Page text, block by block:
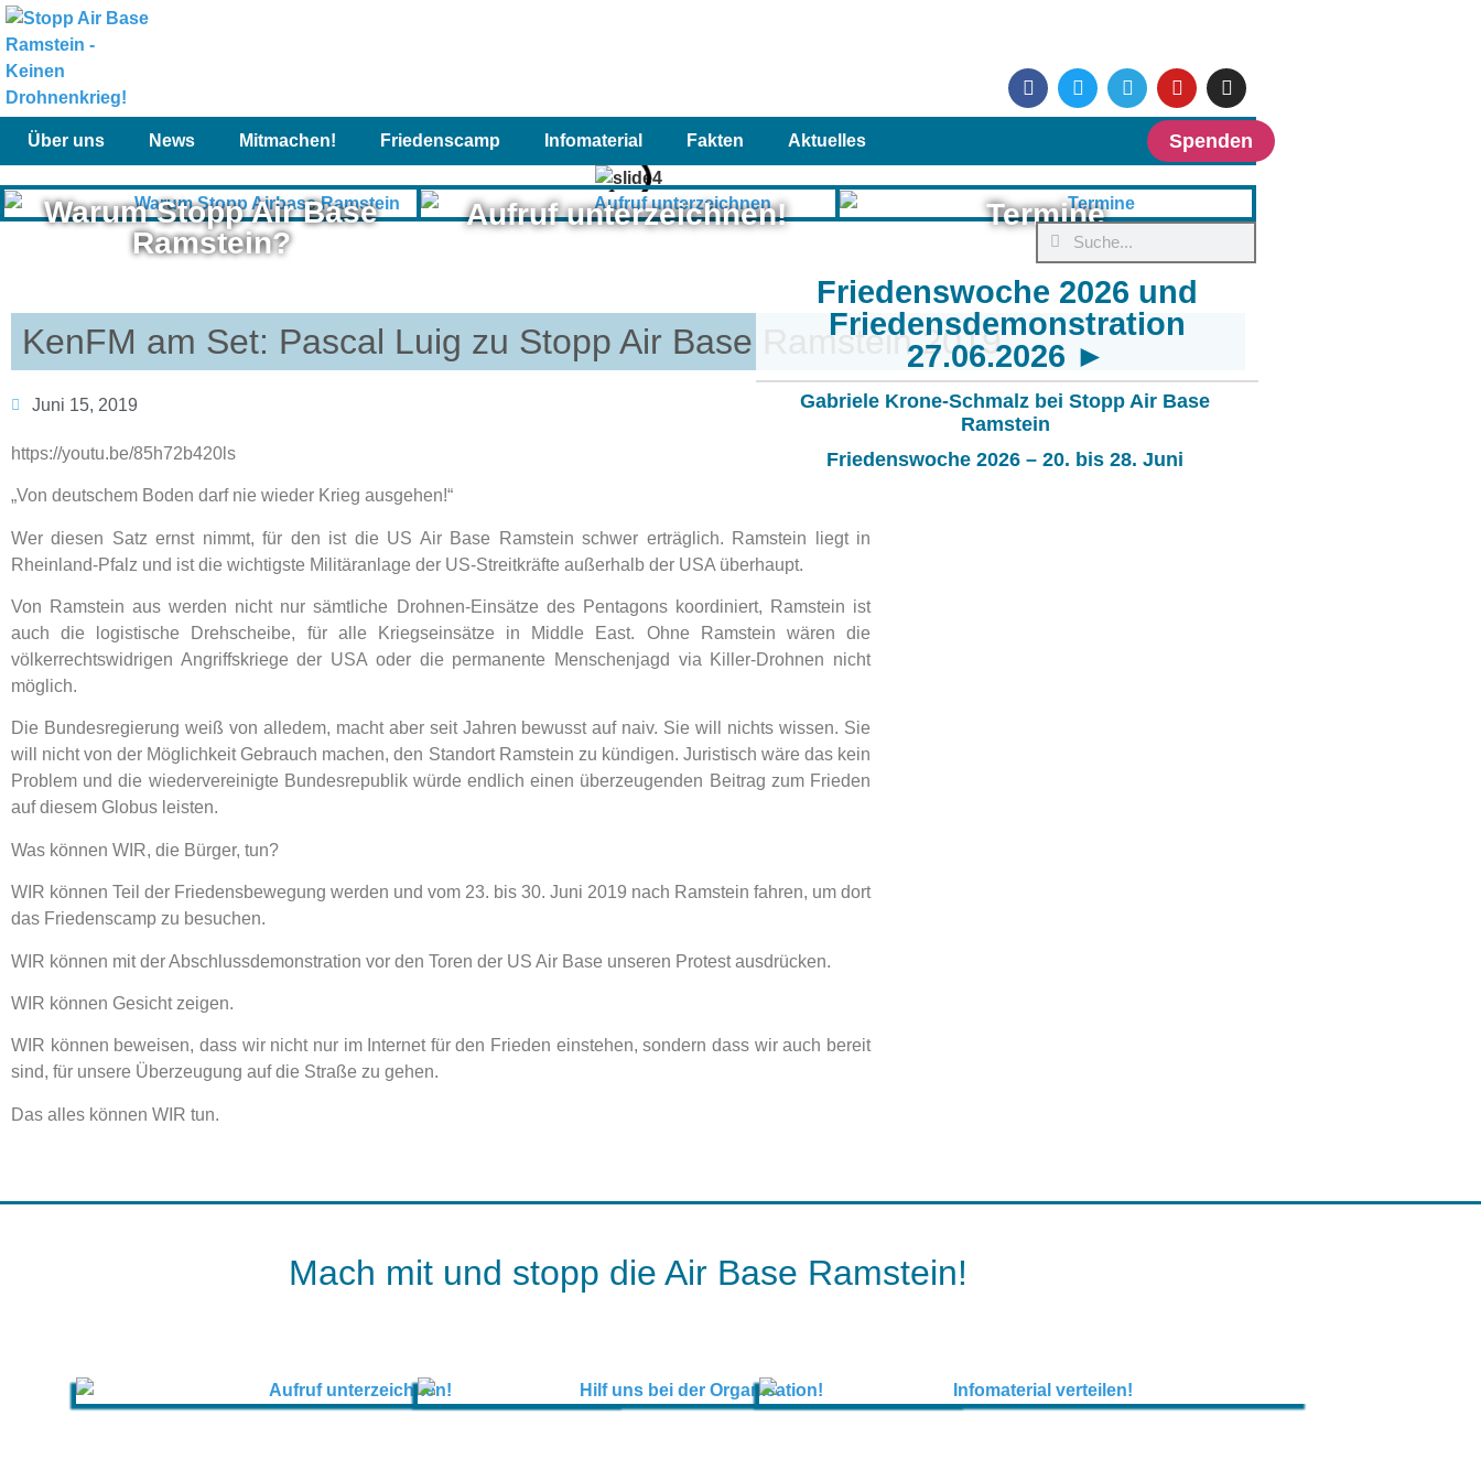
Spenden
Über uns News Mitmachen! Friedenscamp Infomaterial Fakten Aktuelles
Friedenswoche 2026 und
Friedensdemonstration
27.06.2026 ►
Gabriele Krone-Schmalz bei Stopp Air Base
Ramstein
Friedenswoche 2026 – 20. bis 28. Juni
Warum Stopp Air Base
Ramstein?
Aufruf unterzeichnen! Termine
KenFM am Set: Pascal Luig zu Stopp Air Base Ramstein 2019
Juni 15, 2019
https://youtu.be/85h72b420ls
„Von deutschem Boden darf nie wieder Krieg ausgehen!“
Wer diesen Satz ernst nimmt, für den ist die US Air Base Ramstein schwer erträglich. Ramstein liegt in
Rheinland-Pfalz und ist die wichtigste Militäranlage der US-Streitkräfte außerhalb der USA überhaupt.
Von Ramstein aus werden nicht nur sämtliche Drohnen-Einsätze des Pentagons koordiniert, Ramstein ist
auch die logistische Drehscheibe, für alle Kriegseinsätze in Middle East. Ohne Ramstein wären die
völkerrechtswidrigen Angriffskriege der USA oder die permanente Menschenjagd via Killer-Drohnen nicht
möglich.
Die Bundesregierung weiß von alledem, macht aber seit Jahren bewusst auf naiv. Sie will nichts wissen. Sie
will nicht von der Möglichkeit Gebrauch machen, den Standort Ramstein zu kündigen. Juristisch wäre das kein
Problem und die wiedervereinigte Bundesrepublik würde endlich einen überzeugenden Beitrag zum Frieden
auf diesem Globus leisten.
Was können WIR, die Bürger, tun?
WIR können Teil der Friedensbewegung werden und vom 23. bis 30. Juni 2019 nach Ramstein fahren, um dort
das Friedenscamp zu besuchen.
WIR können mit der Abschlussdemonstration vor den Toren der US Air Base unseren Protest ausdrücken.
WIR können Gesicht zeigen.
WIR können beweisen, dass wir nicht nur im Internet für den Frieden einstehen, sondern dass wir auch bereit
sind, für unsere Überzeugung auf die Straße zu gehen.
Das alles können WIR tun.
Mach mit und stopp die Air Base Ramstein!